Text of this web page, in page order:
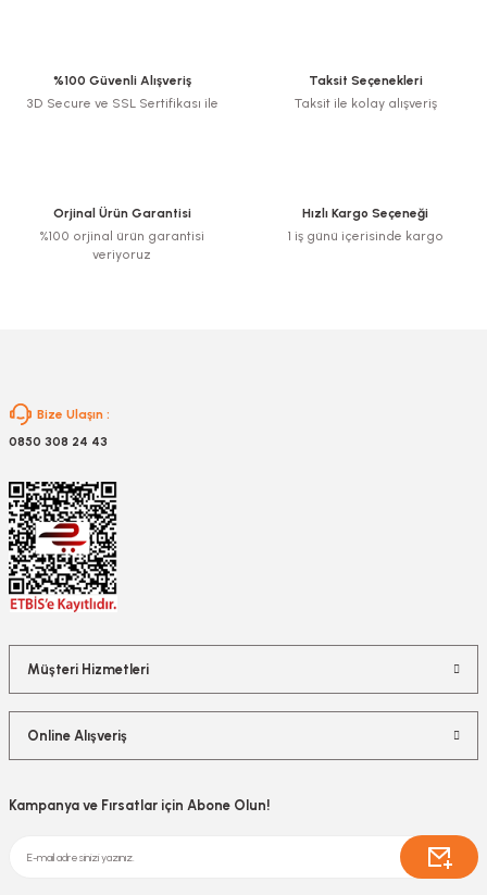
%100 Güvenli Alışveriş
3D Secure ve SSL Sertifikası ile
Taksit Seçenekleri
Taksit ile kolay alışveriş
Orjinal Ürün Garantisi
%100 orjinal ürün garantisi
veriyoruz
Hızlı Kargo Seçeneği
1 iş günü içerisinde kargo
Bize Ulaşın :
0850 308 24 43
Müşteri Hizmetleri
Online Alışveriş
Kampanya ve Fırsatlar için Abone Olun!